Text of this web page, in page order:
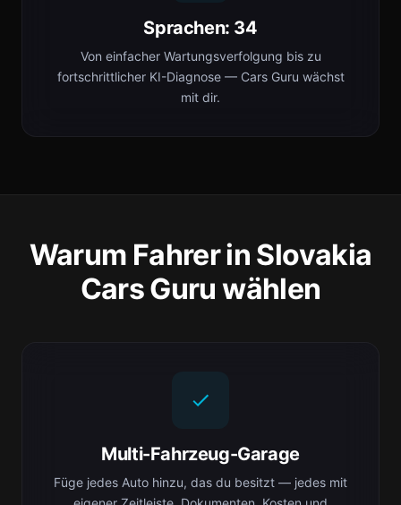
Sprachen: 34
Von einfacher Wartungsverfolgung bis zu
fortschrittlicher KI-Diagnose — Cars Guru wächst
mit dir.
Warum Fahrer in Slovakia
Cars Guru wählen
Multi-Fahrzeug-Garage
Füge jedes Auto hinzu, das du besitzt — jedes mit